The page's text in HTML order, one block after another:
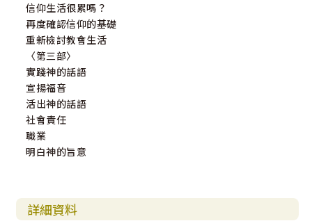
信仰生活很累嗎？
再度確認信仰的基礎
重新檢討教會生活
〈第三部〉
實踐神的話語
宣揚福音
活出神的話語
社會責任
職業
明白神的旨意
詳細資料